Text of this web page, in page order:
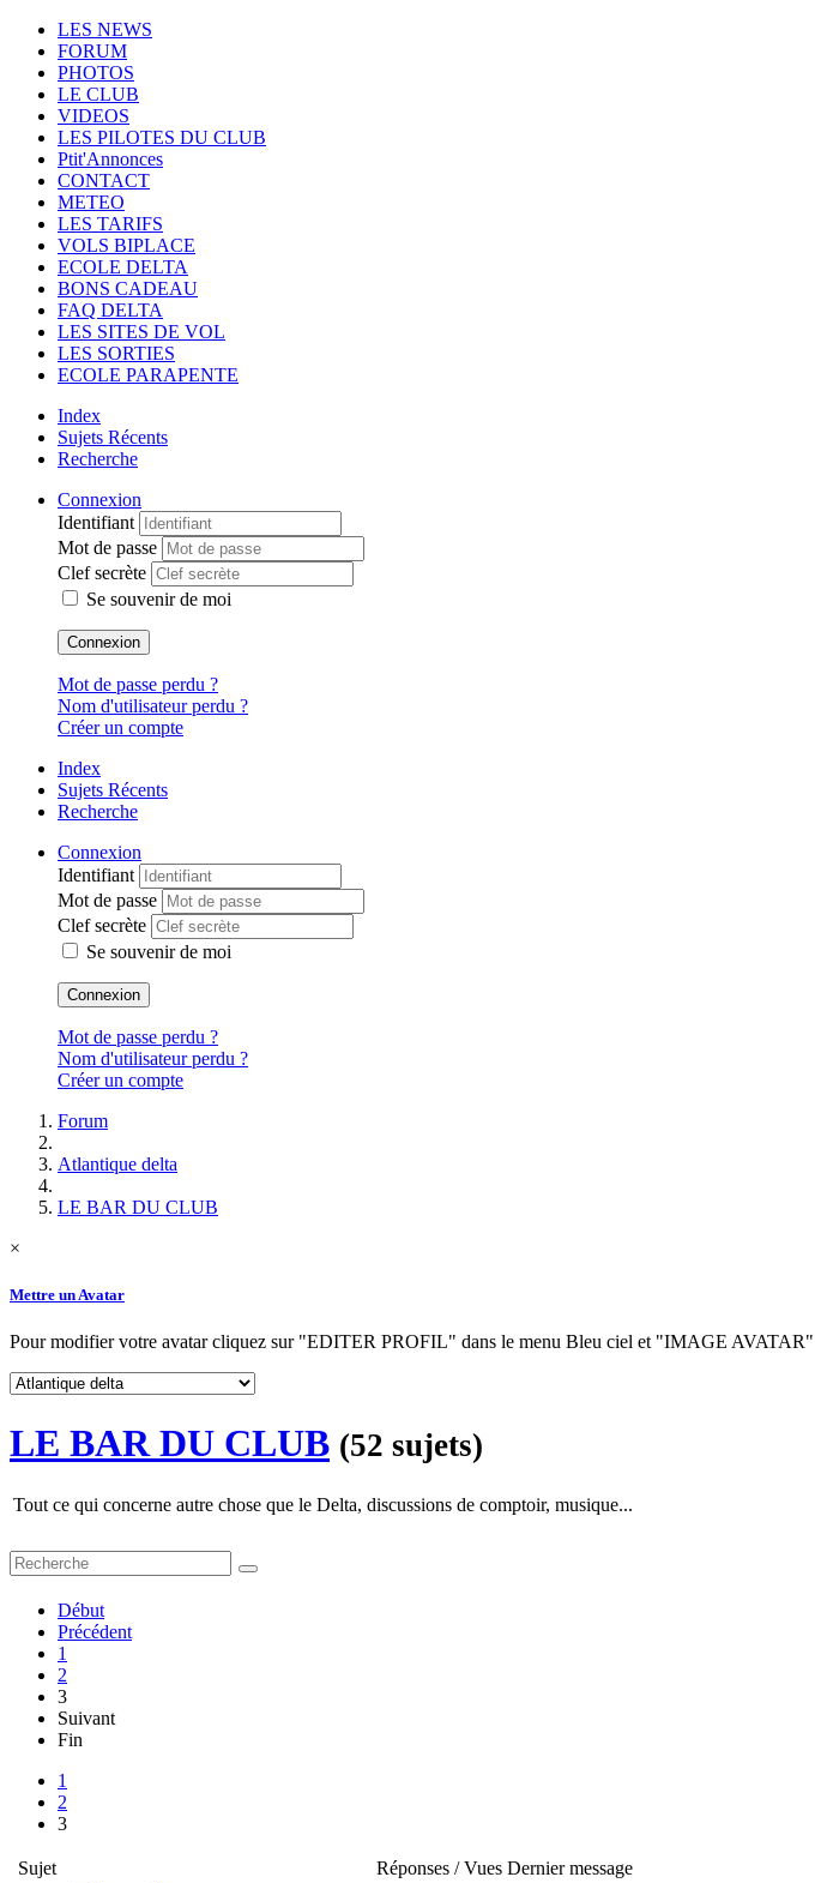
LES NEWS
FORUM
PHOTOS
LE CLUB
VIDEOS
LES PILOTES DU CLUB
Ptit'Annonces
CONTACT
METEO
LES TARIFS
VOLS BIPLACE
ECOLE DELTA
BONS CADEAU
FAQ DELTA
LES SITES DE VOL
LES SORTIES
ECOLE PARAPENTE
Index
Sujets Récents
Recherche
Connexion
Identifiant
Mot de passe
Clef secrète
Se souvenir de moi
Connexion
Mot de passe perdu ?
Nom d'utilisateur perdu ?
Créer un compte
Index
Sujets Récents
Recherche
Connexion
Identifiant
Mot de passe
Clef secrète
Se souvenir de moi
Connexion
Mot de passe perdu ?
Nom d'utilisateur perdu ?
Créer un compte
Forum
Atlantique delta
LE BAR DU CLUB
×
Mettre un Avatar
Pour modifier votre avatar cliquez sur "EDITER PROFIL" dans le menu Bleu ciel et "IMAGE AVATAR"
LE BAR DU CLUB (52 sujets)
Tout ce qui concerne autre chose que le Delta, discussions de comptoir, musique...
Début
Précédent
1
2
3
Suivant
Fin
1
2
3
Sujet Réponses / Vues Dernier message